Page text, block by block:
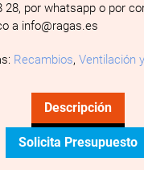
28, por whatsapp o por
a info@ragas.es
Recambios, Ventilación
Descripción
Solicita Presupuesto